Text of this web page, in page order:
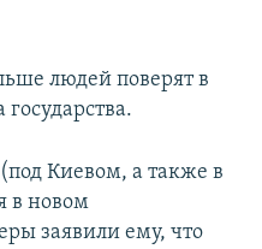
людей поверят в
Киевом, а также в
в новом
заявили ему, что